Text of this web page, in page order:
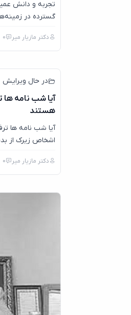
تجربه و دانش
گسترده در
دکتر مازیار میر 0
در حال ویرایش
آیا شب نامه ها
هستند
آیا شب نامه ها
اشخاص زیرک از
دکتر مازیار میر 0